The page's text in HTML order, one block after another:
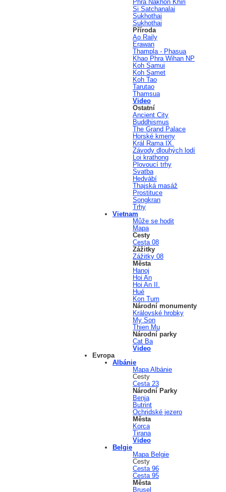
Phra Nakhon Khiri
Si Satchanalai
Sukhothai
Sukhothai
Příroda
Ao Raily
Erawan
Thampla - Phasua
Khao Phra Wihan NP
Koh Samui
Koh Samet
Koh Tao
Tarutao
Thamsua
Video
Ostatní
Ancient City
Buddhismus
The Grand Palace
Horské kmeny
Král Rama IX.
Závody dlouhých lodí
Loi krathong
Plovoucí trhy
Svatba
Hedvábí
Thajská masáž
Prostituce
Songkran
Trhy
Vietnam
Může se hodit
Mapa
Cesty
Cesta 08
Zážitky
Zážitky 08
Města
Hanoj
Hoi An
Hoi An II.
Hué
Kon Tum
Národní monumenty
Královské hrobky
My Son
Thien Mu
Národní parky
Cat Ba
Video
Evropa
Albánie
Mapa Albánie
Cesty
Cesta 23
Národní Parky
Benja
Butrint
Ochridské jezero
Města
Korca
Tirana
Video
Belgie
Mapa Belgie
Cesty
Cesta 96
Cesta 95
Města
Brusel